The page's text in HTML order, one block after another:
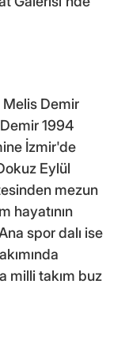
Demir
1994
İzmir'de
Eylül
mezun
hayatının
spor dalı ise
milli takım buz